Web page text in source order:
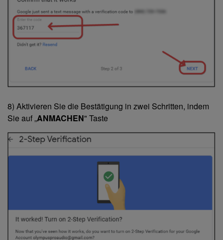
8) Aktivieren Sie die Bestätigung in zwei Schritten, indem
Sie auf „ANMACHEN" Taste